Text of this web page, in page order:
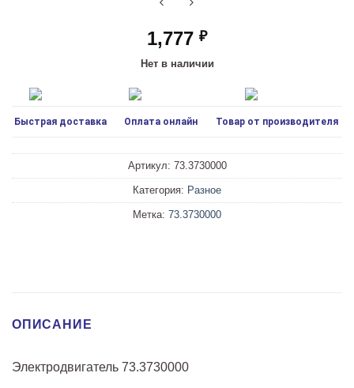
1,777 ₽
Нет в наличии
Быстрая доставка Оплата онлайн Товар от производителя
Артикул: 73.3730000
Категория: Разное
Метка: 73.3730000
ОПИСАНИЕ
Электродвигатель 73.3730000